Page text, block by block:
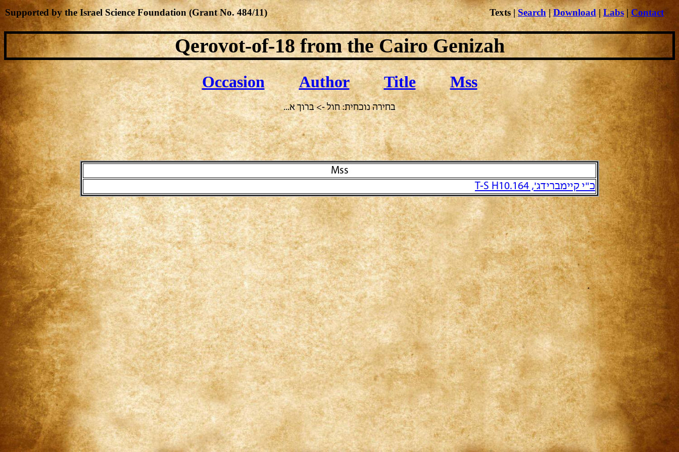
Qerovot-of-18from the Cairo Genizah
Occasion Author Title Mss
בחירה נוכחית: חול -> ברוך א...
Mss
כ"י קיימברידג', T-S H10.164
Texts|Search|Download|Labs | Contact
Supported by the Israel Science Foundation (Grant No. 484/11)